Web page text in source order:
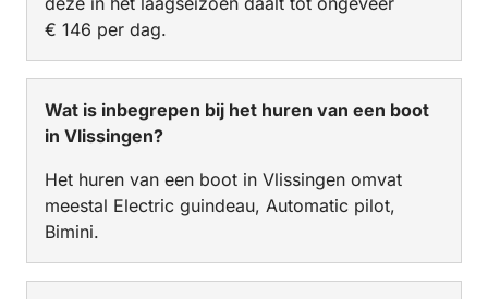
€ 146 per dag.
Wat is inbegrepen bij het huren van een boot
in Vlissingen?
Het huren van een boot in Vlissingen omvat
meestal Electric guindeau, Automatic pilot,
Bimini.